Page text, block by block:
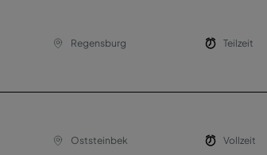
Regensburg Teilzeit
Oststeinbek Vollzeit